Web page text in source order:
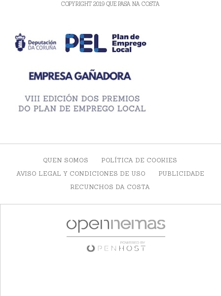
COPYRIGHT 2019 QUE PASA NA COSTA
QUEN SOMOS
POLÍTICA DE COOKIES
AVISO LEGAL Y CONDICIONES DE USO
PUBLICIDADE
RECUNCHOS DA COSTA